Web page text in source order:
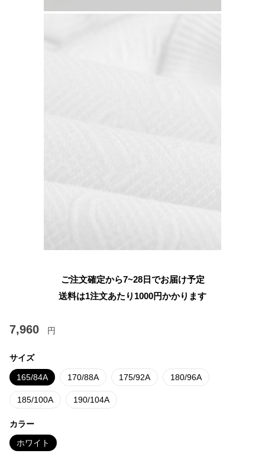
ご注文確定から7~28日でお届け予定
送料は1注文あたり 1000円かかります
7,960 円
サイズ
165/84A 170/88A 175/92A 180/96A
185/100A 190/104A
カラー
ホワイト